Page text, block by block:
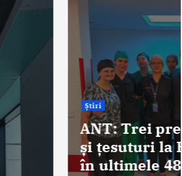
prelevări de organe
la Bistrița și Oradea
48 de ore